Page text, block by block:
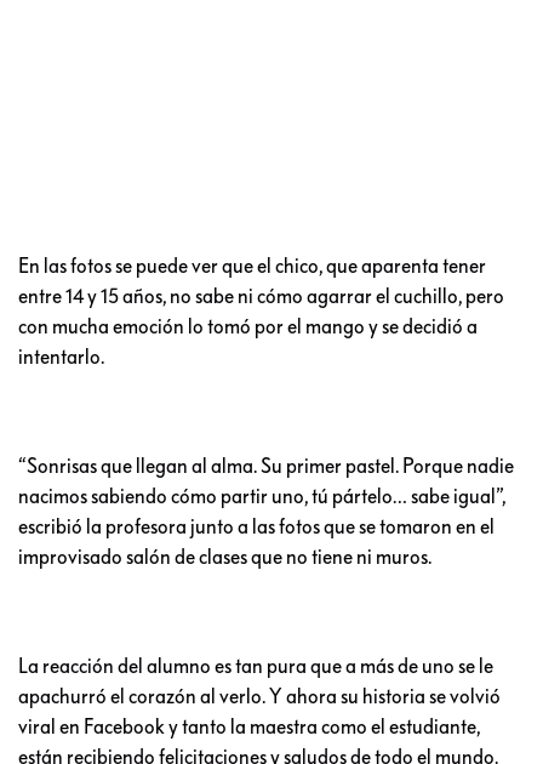
En las fotos se puede ver que el chico, que aparenta tener
entre 14 y 15 años, no sabe ni cómo agarrar el cuchillo, pero
con mucha emoción lo tomó por el mango y se decidió a
intentarlo.
“Sonrisas que llegan al alma. Su primer pastel. Porque nadie
nacimos sabiendo cómo partir uno, tú pártelo… sabe igual”,
escribió la profesora junto a las fotos que se tomaron en el
improvisado salón de clases que no tiene ni muros.
La reacción del alumno es tan pura que a más de uno se le
apachurró el corazón al verlo. Y ahora su historia se volvió
viral en Facebook y tanto la maestra como el estudiante,
están recibiendo felicitaciones y saludos de todo el mundo.